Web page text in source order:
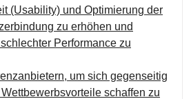
(Usability) und Optimierung der
zu erhöhen und
Performance zu
um sich gegenseitig
schaffen zu